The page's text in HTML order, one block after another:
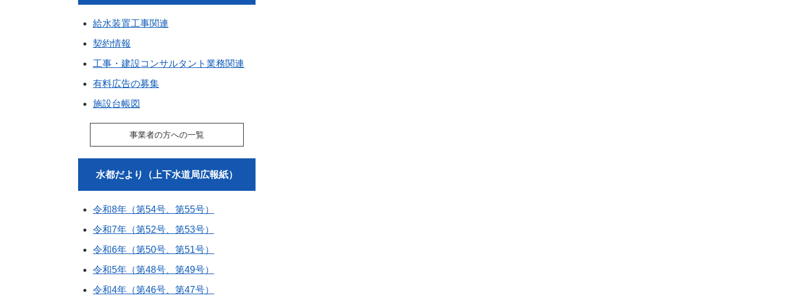
給水装置工事関連
契約情報
工事・建設コンサルタント業務関連
有料広告の募集
施設台帳図
事業者の方への一覧
水都だより（上下水道局広報紙）
令和8年（第54号、第55号）
令和7年（第52号、第53号）
令和6年（第50号、第51号）
令和5年（第48号、第49号）
令和4年（第46号、第47号）